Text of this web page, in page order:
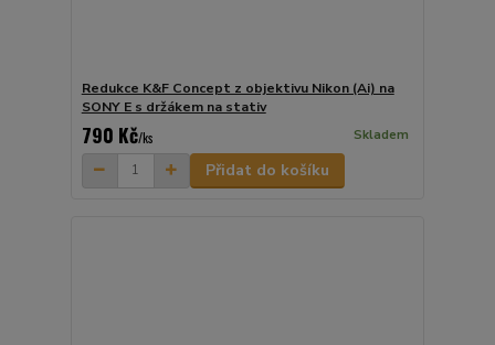
Redukce K&F Concept z objektivu Nikon (Ai) na
SONY E s držákem na stativ
790 Kč/ks Skladem
Přidat do košíku